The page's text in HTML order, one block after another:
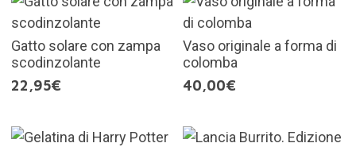
Gatto solare con zampa
scodinzolante
22,95€
Vaso originale a forma di
colomba
40,00€